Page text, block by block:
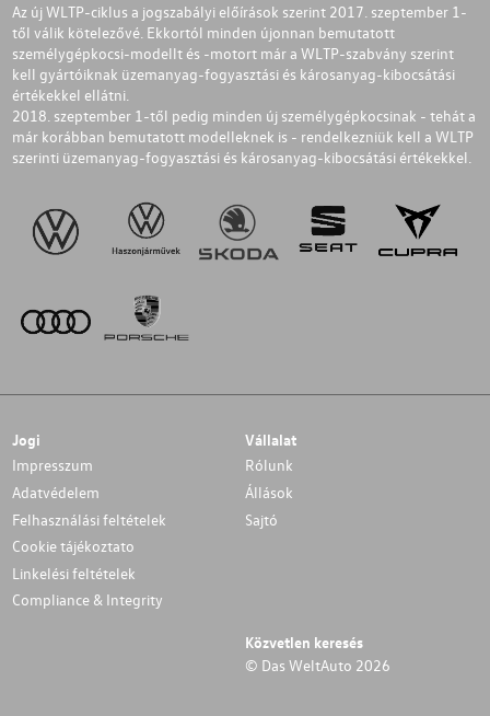
Az új WLTP-ciklus a jogszabályi előírások szerint 2017. szeptember 1-
től válik kötelezővé. Ekkortól minden újonnan bemutatott
személygépkocsi-modellt és -motort már a WLTP-szabvány szerint
kell gyártóiknak üzemanyag-fogyasztási és károsanyag-kibocsátási
értékekkel ellátni.
2018. szeptember 1-től pedig minden új személygépkocsinak - tehát a
már korábban bemutatott modelleknek is - rendelkezniük kell a WLTP
szerinti üzemanyag-fogyasztási és károsanyag-kibocsátási értékekkel.
Jogi
Impresszum
Adatvédelem
Felhasználási feltételek
Cookie tájékoztato
Linkelési feltételek
Compliance & Integrity
Vállalat
Rólunk
Állások
Sajtó
Közvetlen keresés
© Das WeltAuto 2026